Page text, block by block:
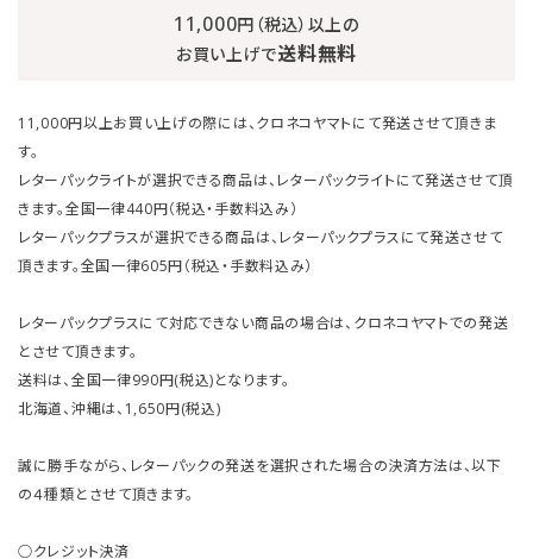
11,000円（税込）以上の
お買い上げで送料無料
11,000円以上お買い上げの際には、クロネコヤマトにて発送させて頂きま
す。
レターパックライトが選択できる商品は、レターパックライトにて発送させて頂
きます。全国一律440円（税込・手数料込み）
レターパックプラスが選択できる商品は、レターパックプラスにて発送させて
頂きます。全国一律605円（税込・手数料込み）
レターパックプラスにて対応できない商品の場合は、クロネコヤマトでの発送
とさせて頂きます。
送料は、全国一律990円(税込)となります。
北海道、沖縄は、1,650円(税込)
誠に勝手ながら、レターパックの発送を選択された場合の決済方法は、以下
の４種類とさせて頂きます。
○クレジット決済